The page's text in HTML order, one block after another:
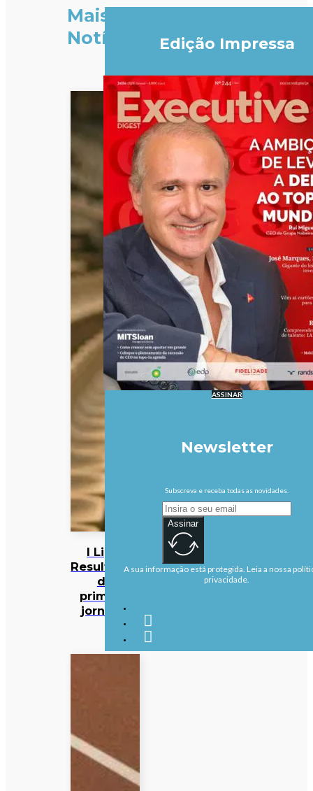
Mais
Notícias
I Liga:
Resultados
da
primeira
jornada
Edição Impressa
ASSINAR
Newsletter
Subscreva e receba todas as novidades.
Assinar
A sua informação está protegida. Leia a nossa
privacidade.